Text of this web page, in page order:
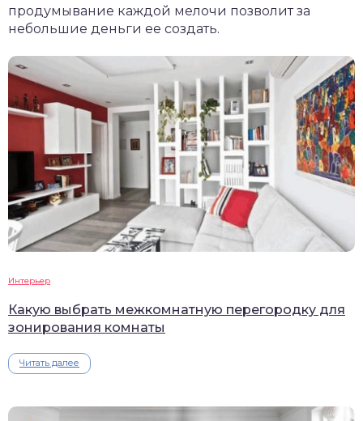
продумывание каждой мелочи позволит за
небольшие деньги ее создать.
Интерьер
Какую выбрать межкомнатную перегородку для
зонирования комнаты
Читать далее